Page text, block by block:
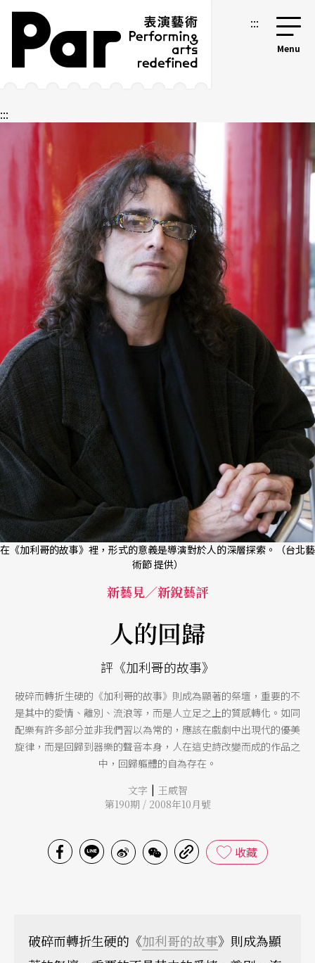
跳到主要內容區塊
網站導覽 :::
:::
在《加利哥的故事》裡，形式的意義是導演對於人的深層探索。（台北藝
術節 提供）
新藝見／新銳藝評
人的回歸
評《加利哥的故事》
破碎而轉折生硬的《加利哥的故事》則成為顯著的祭壇，重要的不
是其中的愛情、離別、流浪等，而是人立足之上的質感轉化。如同
配樂有許多部分並非我們習以為常的，應該在戲劇中出現代的優美
旋律，而是回歸到器樂的聲音本身，人在這史詩改變而成的作品之
中，回歸軀體的自為存在。
文字 | 王威智
第190期 / 2008年10月號
收藏
破碎而轉折生硬的《加利哥的故事》則成為顯